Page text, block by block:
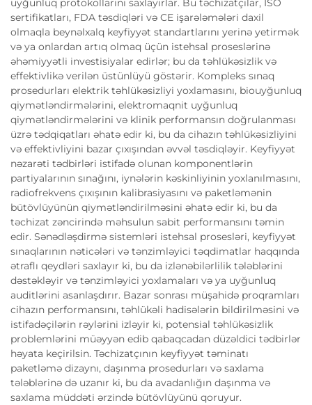
uyğunluq protokollarını saxlayırlar. Bu təchizatçılar, ISO
sertifikatları, FDA təsdiqləri və CE işarələmələri daxil
olmaqla beynəlxalq keyfiyyət standartlarını yerinə yetirmək
və ya onlardan artıq olmaq üçün istehsal proseslərinə
əhəmiyyətli investisiyalar edirlər; bu da təhlükəsizlik və
effektivlikə verilən üstünlüyü göstərir. Kompleks sınaq
prosedurları elektrik təhlükəsizliyi yoxlamasını, biouyğunluq
qiymətləndirmələrini, elektromaqnit uyğunluq
qiymətləndirmələrini və klinik performansın doğrulanması
üzrə tədqiqatları əhatə edir ki, bu da cihazın təhlükəsizliyini
və effektivliyini bazar çıxışından əvvəl təsdiqləyir. Keyfiyyət
nəzarəti tədbirləri istifadə olunan komponentlərin
partiyalarının sınağını, iynələrin kəskinliyinin yoxlanılmasını,
radiofrekvens çıxışının kalibrasiyasını və paketləmənin
bütövlüyünün qiymətləndirilməsini əhatə edir ki, bu da
təchizat zəncirində məhsulun sabit performansını təmin
edir. Sənədləşdirmə sistemləri istehsal prosesləri, keyfiyyət
sınaqlarının nəticələri və tənzimləyici təqdimatlar haqqında
ətraflı qeydləri saxlayır ki, bu da izlənəbilərlilik tələblərini
dəstəkləyir və tənzimləyici yoxlamaları və ya uyğunluq
auditlərini asanlaşdırır. Bazar sonrası müşahidə proqramları
cihazın performansını, təhlükəli hadisələrin bildirilməsini və
istifadəçilərin rəylərini izləyir ki, potensial təhlükəsizlik
problemlərini müəyyən edib qabaqcadan düzəldici tədbirlər
həyata keçirilsin. Təchizatçının keyfiyyət təminatı
paketləmə dizaynı, daşınma prosedurları və saxlama
tələblərinə də uzanır ki, bu da avadanlığın daşınma və
saxlama müddəti ərzində bütövlüyünü qoruyur.